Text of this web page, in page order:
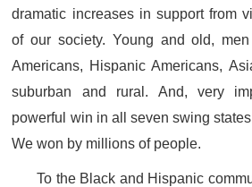
dramatic increases in support from
of our society. Young and old,
Americans, Hispanic Americans,
suburban and rural. And, very
powerful win in all seven swing
We won by millions of people.
To the Black and Hispanic